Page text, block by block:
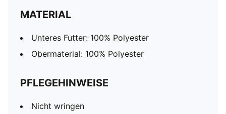
MATERIAL
Unteres Futter: 100% Polyester
Obermaterial: 100% Polyester
PFLEGEHINWEISE
Nicht wringen